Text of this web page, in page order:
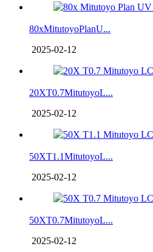
80xMitutoyoPlanU...
2025-02-12
20XT0.7MitutoyoL...
2025-02-12
50XT1.1MitutoyoL...
2025-02-12
50XT0.7MitutoyoL...
2025-02-12